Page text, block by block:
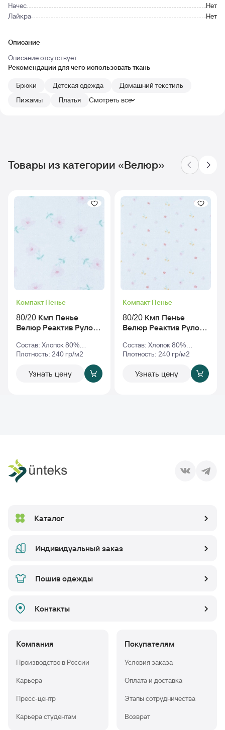
Начес
Нет
Лайкра
Нет
Описание
Описание отсутствует
Рекомендации для чего использовать ткань
Брюки
Детская одежда
Домашний текстиль
Пижамы
Платья Смотреть все
Товары из категории «Велюр»
Компакт Пенье
80/20 Кмп Пенье
Велюр Реактив Рулон
Состав: Хлопок 80%
Полиэстер 20%
Плотность: 240 гр/м2
Узнать цену
Компакт Пенье
80/20 Кмп Пенье
Велюр Реактив Рулон
v1
Состав: Хлопок 80%
Полиэстер 20%
Плотность: 240 гр/м2
Узнать цену
Каталог
Индивидуальный заказ
Пошив одежды
Контакты
Компания
Производство в России
Карьера
Пресс-центр
Карьера студентам
Покупателям
Условия заказа
Оплата и доставка
Этапы сотрудничества
Возврат